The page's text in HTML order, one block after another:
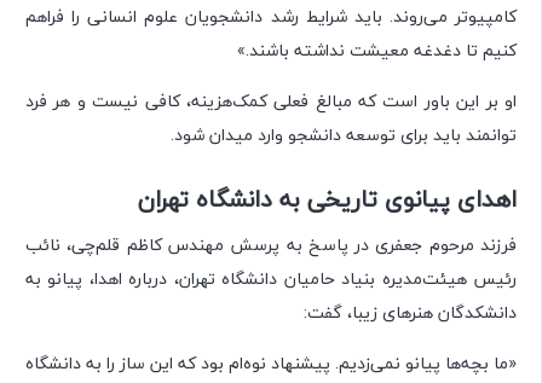
کامپیوتر می‌روند. باید شرایط رشد دانشجویان علوم انسانی را فراهم
کنیم تا دغدغه معیشت نداشته باشند.»
او بر این باور است که مبالغ فعلی کمک‌هزینه، کافی نیست و هر فرد
توانمند باید برای توسعه دانشجو وارد میدان شود.
اهدای پیانوی تاریخی به دانشگاه تهران
فرزند مرحوم جعفری در پاسخ به پرسش مهندس کاظم قلم‌چی، نائب
رئیس هیئت‌مدیره بنیاد حامیان دانشگاه تهران، درباره اهدا، پیانو به
دانشکدگان هنرهای زیبا، گفت:
«ما بچه‌ها پیانو نمی‌زدیم. پیشنهاد نوه‌ام بود که این ساز را به دانشگاه